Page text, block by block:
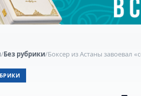
/Без рубрики/Боксер из Астаны завоевал